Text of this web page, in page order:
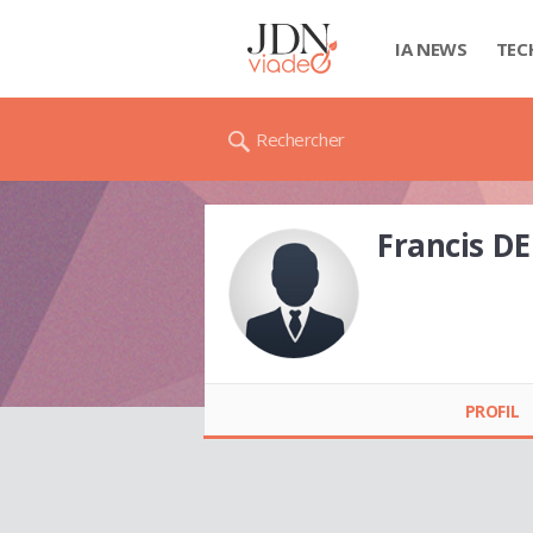
IA NEWS
Rechercher
Francis
PROFIL